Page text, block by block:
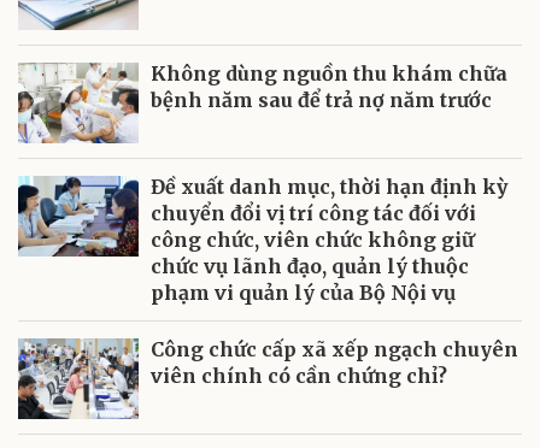
Không dùng nguồn thu khám chữa
bệnh năm sau để trả nợ năm trước
Đề xuất danh mục, thời hạn định kỳ
chuyển đổi vị trí công tác đối với
công chức, viên chức không giữ
chức vụ lãnh đạo, quản lý thuộc
phạm vi quản lý của Bộ Nội vụ
Công chức cấp xã xếp ngạch chuyên
viên chính có cần chứng chỉ?